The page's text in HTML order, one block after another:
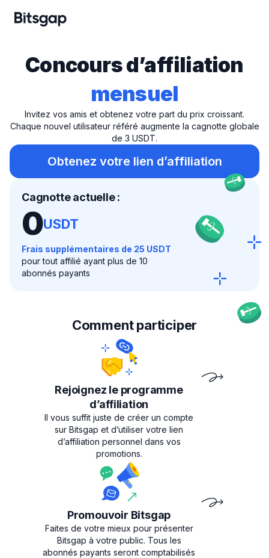
Concours d’affiliation
mensuel
Invitez vos amis et obtenez votre part du prix croissant.
Chaque nouvel utilisateur référé augmente la cagnotte globale
de 3 USDT.
Obtenez votre lien d’affiliation
Cagnotte actuelle :
0USDT
Frais supplémentaires de 25 USDT
pour tout affilié ayant plus de 10
abonnés payants
Comment participer
Rejoignez le programme
d’affiliation
Il vous suffit juste de créer un compte
sur Bitsgap et d’utiliser votre lien
d’affiliation personnel dans vos
promotions.
Promouvoir Bitsgap
Faites de votre mieux pour présenter
Bitsgap à votre public. Tous les
abonnés payants seront comptabilisés